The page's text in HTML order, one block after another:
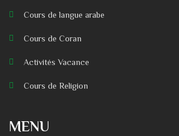
Cours de langue arabe
Cours de Coran
Activités Vacance
Cours de Religion
MENU